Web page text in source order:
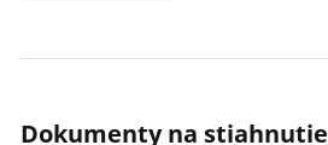
Dokumenty na stiahnutie